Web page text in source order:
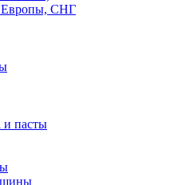
Европы, СНГ
и пасты